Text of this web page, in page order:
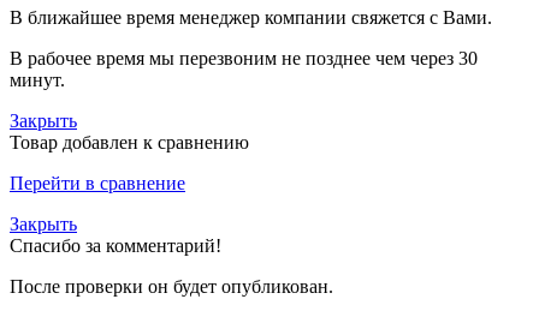
В ближайшее время менеджер компании свяжется с Вами.
В рабочее время мы перезвоним не позднее чем через 30
минут.
Закрыть
Товар добавлен к сравнению
Перейти в сравнение
Закрыть
Спасибо за комментарий!
После проверки он будет опубликован.